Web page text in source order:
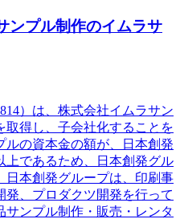
ンプル制作のイムラサ
）は、株式会社イムラサン
取得し、子会社化することを
の資本金の額が、日本創発
上であるため、日本創発グル
日本創発グループは、印刷事
、プロダクツ開発を行って
ンプル制作・販売・レンタ